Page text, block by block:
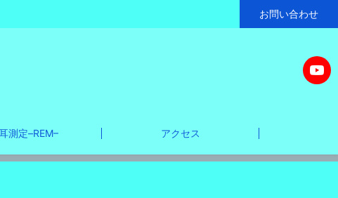
お問い合わせ
測定–REM– アクセス